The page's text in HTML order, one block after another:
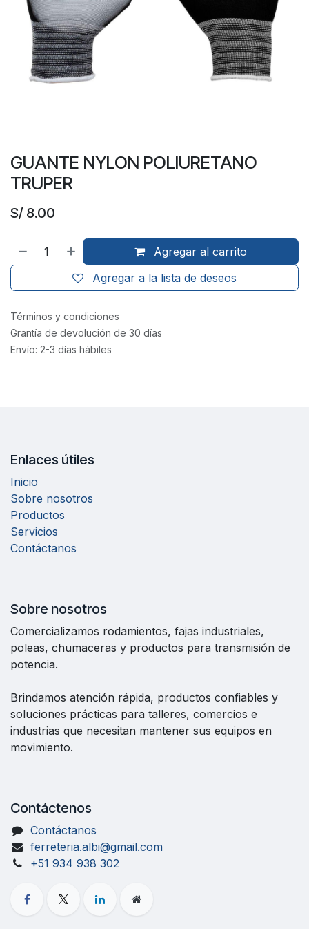
GUANTE NYLON POLIURETANO
TRUPER
S/ 8.00
Agregar al carrito
Agregar a la lista de deseos
Términos y condiciones
Grantía de devolución de 30 días
Envío: 2-3 días hábiles
Enlaces útiles
Inicio
Sobre nosotros
Productos
Servicios
Contáctanos
Sobre nosotros
Comercializamos rodamientos, fajas industriales,
poleas, chumaceras y productos para transmisión de
potencia.
Brindamos atención rápida, productos confiables y
soluciones prácticas para talleres, comercios e
industrias que necesitan mantener sus equipos en
movimiento.
Contáctenos
Contáctanos
ferreteria.albi@gmail.com
+51 934 938 302